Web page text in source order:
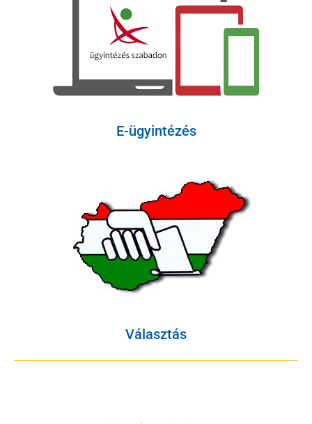
E-ügyintézés
Választás